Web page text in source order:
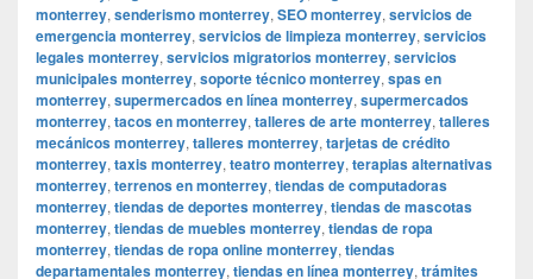
monterrey, senderismo monterrey, SEO monterrey, servicios de
emergencia monterrey, servicios de limpieza monterrey, servicios
legales monterrey, servicios migratorios monterrey, servicios
municipales monterrey, soporte técnico monterrey, spas en
monterrey, supermercados en línea monterrey, supermercados
monterrey, tacos en monterrey, talleres de arte monterrey, talleres
mecánicos monterrey, talleres monterrey, tarjetas de crédito
monterrey, taxis monterrey, teatro monterrey, terapias alternativas
monterrey, terrenos en monterrey, tiendas de computadoras
monterrey, tiendas de deportes monterrey, tiendas de mascotas
monterrey, tiendas de muebles monterrey, tiendas de ropa
monterrey, tiendas de ropa online monterrey, tiendas
departamentales monterrey, tiendas en línea monterrey, trámites